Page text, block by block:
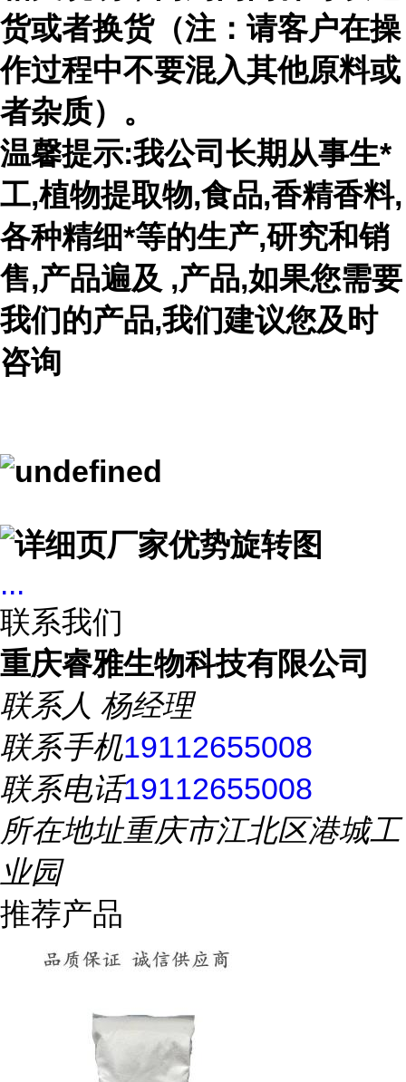
货或者换货（注：请客户在操
作过程中不要混入其他原料或
者杂质）。
温馨提示:我公司长期从事生*
工,植物提取物,食品,香精香料,
各种精细*等的生产,研究和销
售,产品遍及 ,产品,如果您需要
我们的产品,我们建议您及时
咨询
...
联系我们
重庆睿雅生物科技有限公司
联系人 杨经理
联系手机19112655008
联系电话19112655008
所在地址重庆市江北区港城工
业园
推荐产品